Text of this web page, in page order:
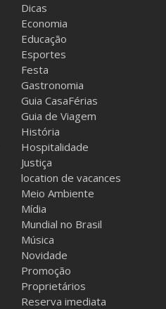
Dicas
Economia
Educação
Esportes
Festa
Gastronomia
Guia CasaFérias
Guia de Viagem
História
Hospitalidade
Justiça
location de vacances
Meio Ambiente
Mídia
Mundial no Brasil
Música
Novidade
Promoção
Proprietários
Reserva imediata